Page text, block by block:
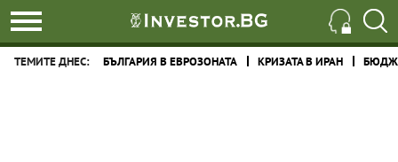
ТЕМИТЕ ДНЕС: БЪЛГАРИЯ В ЕВРОЗОНАТА КРИЗАТА В ИРАН